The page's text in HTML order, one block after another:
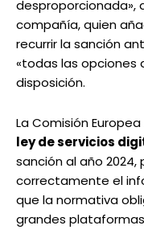
desproporcionada»,
compañía, quien
recurrir la sanción
«todas las opciones
disposición.
La Comisión
ley de servicios
sanción al año
correctamente el
que la normativa
grandes